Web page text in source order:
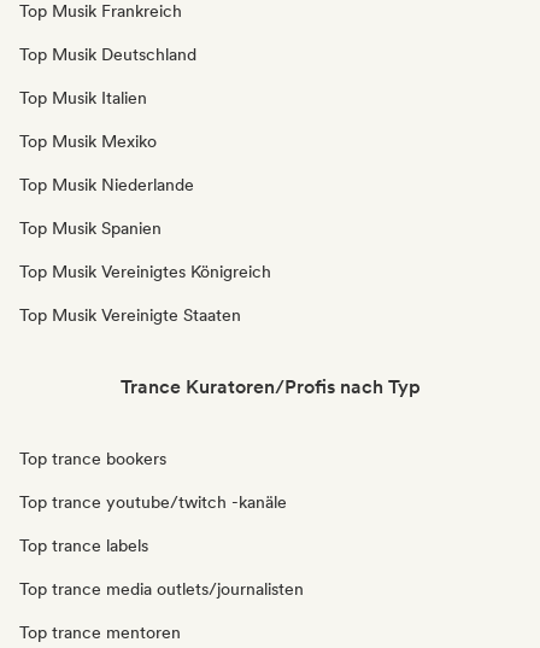
Top Musik Frankreich
Top Musik Deutschland
Top Musik Italien
Top Musik Mexiko
Top Musik Niederlande
Top Musik Spanien
Top Musik Vereinigtes Königreich
Top Musik Vereinigte Staaten
Trance Kuratoren/Profis nach Typ
Top trance bookers
Top trance youtube/twitch -kanäle
Top trance labels
Top trance media outlets/journalisten
Top trance mentoren